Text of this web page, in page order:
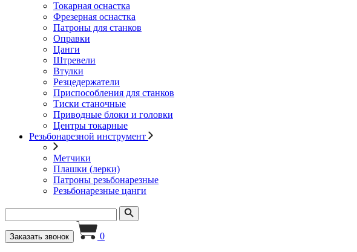
Токарная оснастка
Фрезерная оснастка
Патроны для станков
Оправки
Цанги
Штревели
Втулки
Резцедержатели
Приспособления для станков
Тиски станочные
Приводные блоки и головки
Центры токарные
Резьбонарезной инструмент
Метчики
Плашки (лерки)
Патроны резьбонарезные
Резьбонарезные цанги
Заказать звонок 0